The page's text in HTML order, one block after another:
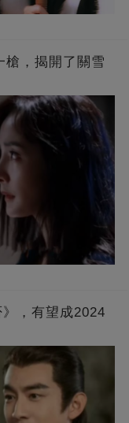
槍，揭開了關雪
，有望成2024